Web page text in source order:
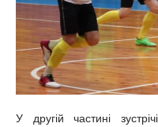
У другій частині